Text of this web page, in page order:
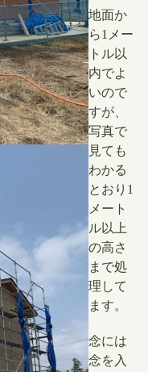
地面か
ら1メー
トル以
内でよ
いので
すが、
写真で
見ても
わかる
とおり1
メート
ル以上
の高さ
まで処
理して
ます。
念には
念を入